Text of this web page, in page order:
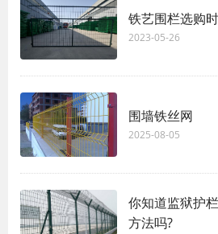
铁艺围栏选购
2023-05-26
围墙铁丝网
2025-08-05
你知道监狱护
方法吗?